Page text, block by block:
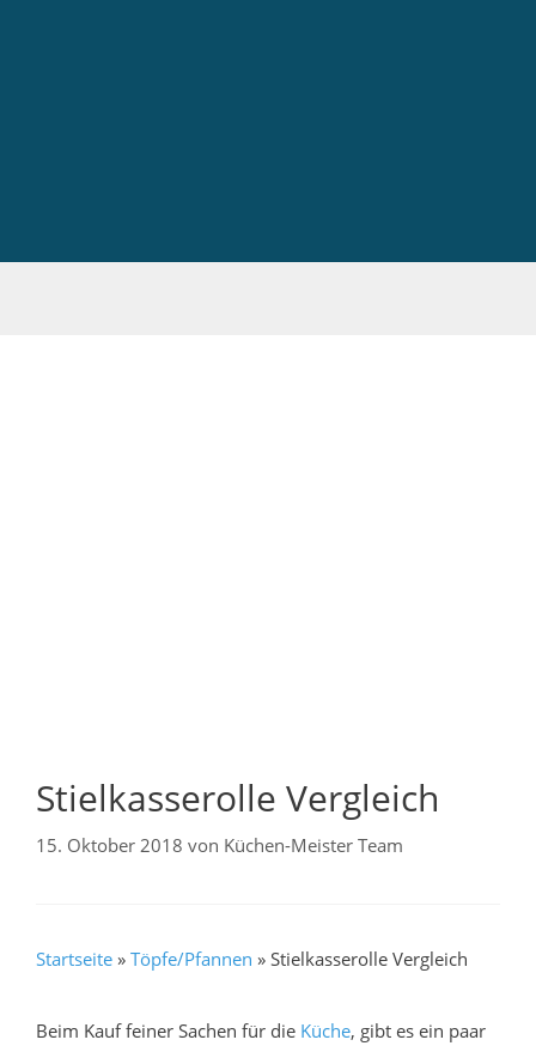
Stielkasserolle Vergleich
15. Oktober 2018 von Küchen-Meister Team
Startseite » Töpfe/Pfannen » Stielkasserolle Vergleich
Beim Kauf feiner Sachen für die Küche, gibt es ein paar